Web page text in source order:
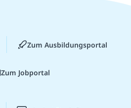
Zum Ausbildungsportal
Zum Jobportal